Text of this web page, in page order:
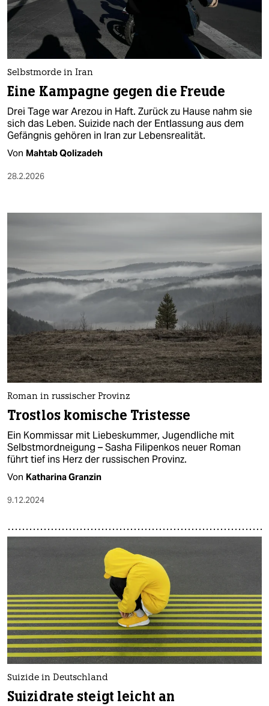
nord
wahrheit
verlag
verlag
veranstaltungen
shop
fragen & hilfe
epaper login
Selbstmorde in Iran
Eine Kampagne gegen die Freude
Drei Tage war Arezou in Haft. Zurück zu Hause nahm sie
sich das Leben. Suizide nach der Entlassung aus dem
Gefängnis gehören in Iran zur Lebensrealität.
Von Mahtab Qolizadeh
28.2.2026
Roman in russischer Provinz
Trostlos komische Tristesse
Ein Kommissar mit Liebeskummer, Jugendliche mit
Selbstmordneigung – Sasha Filipenkos neuer Roman
führt tief ins Herz der russischen Provinz.
Von Katharina Granzin
9.12.2024
Suizide in Deutschland
Suizidrate steigt leicht an